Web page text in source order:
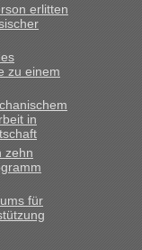
das privat ist
das nicht
neu sollte es
bin mit meiner
gebrauchter
erlitten
zu einem
in
zehn
für